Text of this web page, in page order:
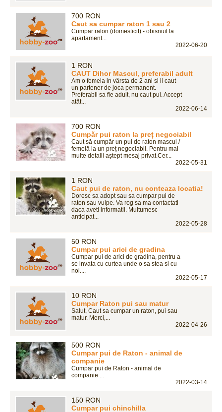
700 RON
Caut sa cumpar raton 1 sau 2
Cumpar raton (domesticit) - obisnuit la
apartament...
2022-06-20
1 RON
CAUT Dihor Mascul, preferabil adult
Am o femela in vârsta de 2 ani si ii caut
un partener de joca permanent.
Preferabil sa fie adult, nu caut pui. Accept
atât...
2022-06-14
700 RON
Cumpăr pui raton la preț negociabil
Caut să cumpăr un pui de raton mascul /
femelă la un preț negociabil. Pentru mai
multe detalii aștept mesaj privat.Cer...
2022-05-31
1 RON
Caut pui de raton, nu conteaza locatia!
Doresc sa adopt sau sa cumpar pui de
raton sau vulpe. Va rog sa ma contactati
daca aveti informatii. Multumesc
anticipat...
2022-05-28
50 RON
Cumpar pui arici de gradina
Cumpar pui de arici de gradina, pentru a
se invata cu curtea unde o sa stea si cu
noi....
2022-05-17
10 RON
Cumpar Raton pui sau matur
Salut, Caut sa cumpar un raton, pui sau
matur. Merci,...
2022-04-26
500 RON
Cumpar pui de Raton - animal de
companie
Cumpar pui de Raton - animal de
companie ...
2022-03-14
150 RON
Cumpar pui chinchilla